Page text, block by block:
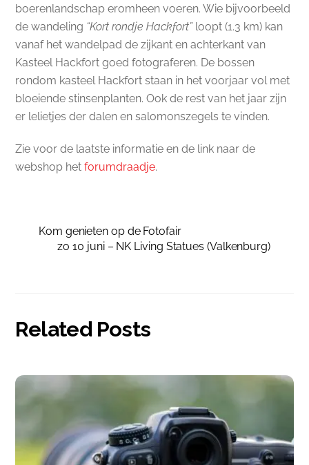
boerenlandschap eromheen voeren. Wie bijvoorbeeld
de wandeling “Kort rondje Hackfort”loopt (1.3 km) kan
vanaf het wandelpad de zijkant en achterkant van
Kasteel Hackfort goed fotograferen. De bossen
rondom kasteel Hackfort staan in het voorjaar vol met
bloeiende stinsenplanten. Ook de rest van het jaar zijn
er lelietjes der dalen en salomonszegels te vinden.
Zie voor de laatste informatie en de link naar de
webshop hetforumdraadje.
Kom genieten op de Fotofair
zo 10 juni – NK Living Statues (Valkenburg)
Related Posts